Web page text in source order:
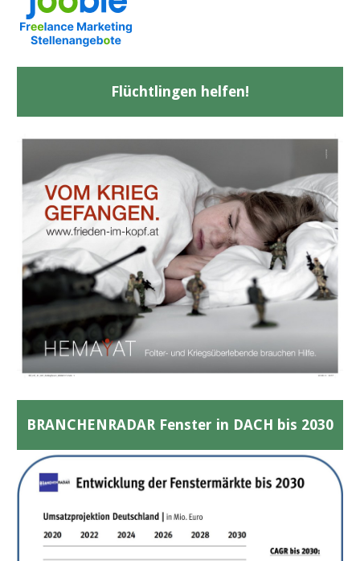
Flüchtlingen helfen!
BRANCHENRADAR Fenster in DACH bis 2030